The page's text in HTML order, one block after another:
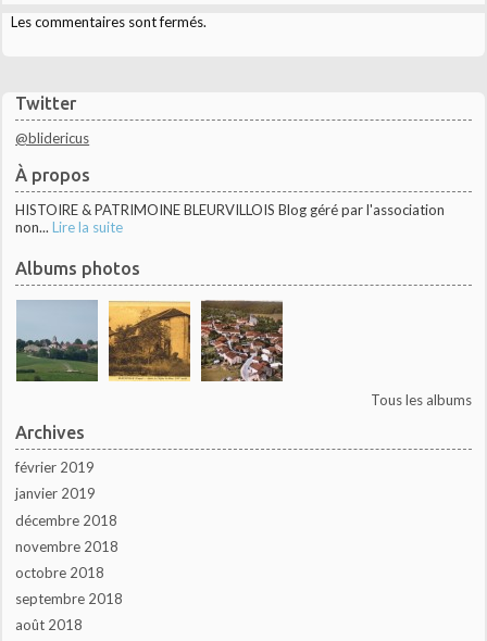
Twitter
@blidericus
À propos
HISTOIRE & PATRIMOINE BLEURVILLOIS Blog géré par l'association
non... Lire la suite
Albums photos
Tous les albums
Archives
février 2019
janvier 2019
décembre 2018
novembre 2018
octobre 2018
septembre 2018
août 2018
Les commentaires sont fermés.